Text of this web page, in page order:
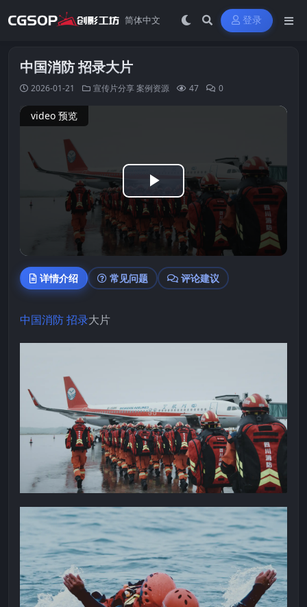
登录
中国消防 招录大片
2026-01-21 宣传片分享案例资源 47 0
video 预览
Play
Video
详情介绍 常见问题 评论建议
中国消防招录大片